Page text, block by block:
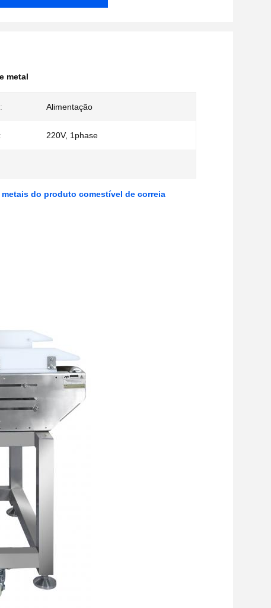
metal
Alimentação
220V, 1phase
do produto comestível de correia